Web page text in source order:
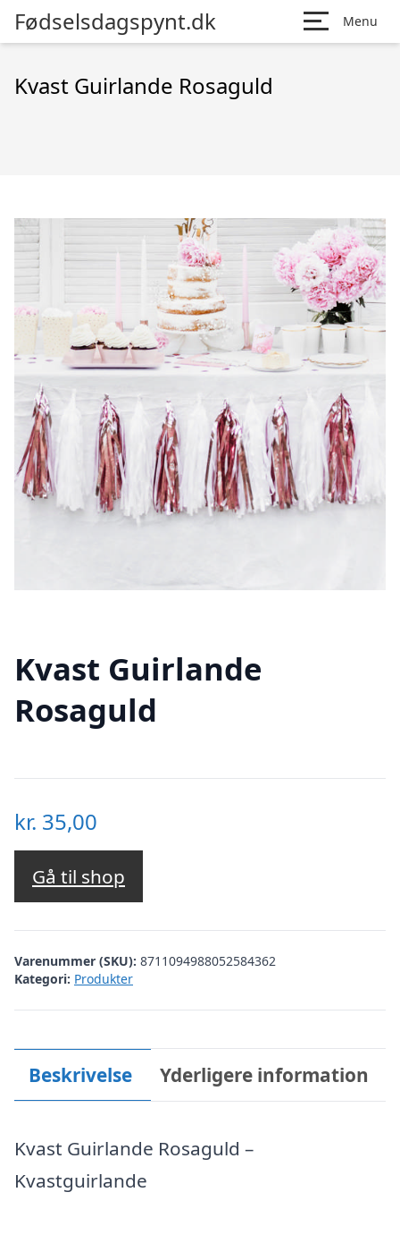
Fødselsdagspynt.dk Menu
Kvast Guirlande Rosaguld
Kvast Guirlande
Rosaguld
kr. 35,00
Gå til shop
Varenummer (SKU): 8711094988052584362
Kategori: Produkter
Beskrivelse Yderligere information
Kvast Guirlande Rosaguld –
Kvastguirlande